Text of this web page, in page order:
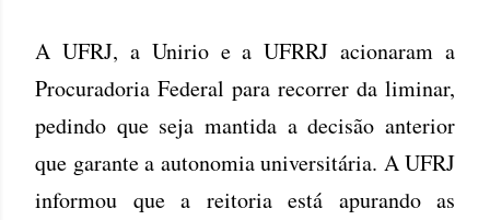
A UFRJ, a Unirio e a UFRRJ acionaram a
Procuradoria Federal para recorrer da liminar,
pedindo que seja mantida a decisão anterior
que garante a autonomia universitária. A UFRJ
informou que a reitoria está apurando as